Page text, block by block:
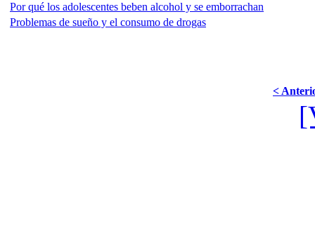
Por qué los adolescentes beben alcohol y se emborrachan
Problemas de sueño y el consumo de drogas
<